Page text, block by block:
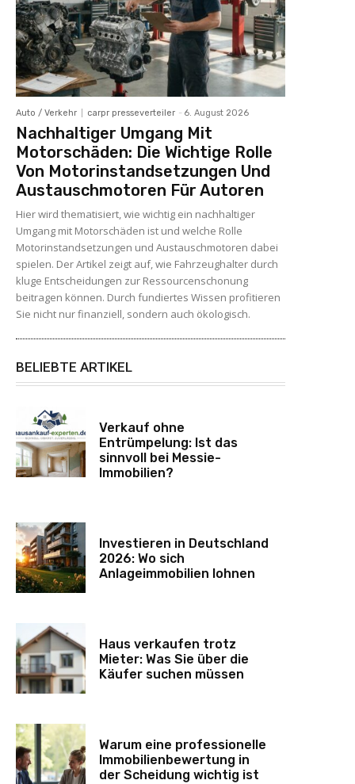
Auto / Verkehr carpr presseverteiler - 6. August 2026
Nachhaltiger Umgang Mit
Motorschäden: Die Wichtige Rolle
Von Motorinstandsetzungen Und
Austauschmotoren Für Autoren
Hier wird thematisiert, wie wichtig ein nachhaltiger
Umgang mit Motorschäden ist und welche Rolle
Motorinstandsetzungen und Austauschmotoren dabei
spielen. Der Artikel zeigt auf, wie Fahrzeughalter durch
kluge Entscheidungen zur Ressourcenschonung
beitragen können. Durch fundiertes Wissen profitieren
Sie nicht nur finanziell, sondern auch ökologisch.
BELIEBTE ARTIKEL
Verkauf ohne
Entrümpelung: Ist das
sinnvoll bei Messie-
Immobilien?
Investieren in Deutschland
2026: Wo sich
Anlageimmobilien lohnen
Haus verkaufen trotz
Mieter: Was Sie über die
Käufer suchen müssen
Warum eine professionelle
Immobilienbewertung in
der Scheidung wichtig ist